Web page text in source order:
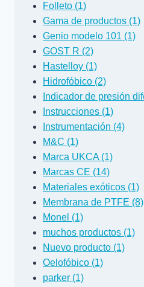
Folleto (1)
Gama de productos (1)
Genio modelo 101 (1)
GOST R (2)
Hastelloy (1)
Hidrofóbico (2)
Indicador de presión
Instrucciones (1)
Instrumentación (4)
M&C (1)
Marca UKCA (1)
Marcas CE (14)
Materiales exóticos (1)
Membrana de PTFE (8)
Monel (1)
muchos productos (1)
Nuevo producto (1)
Oelofóbico (1)
parker (1)